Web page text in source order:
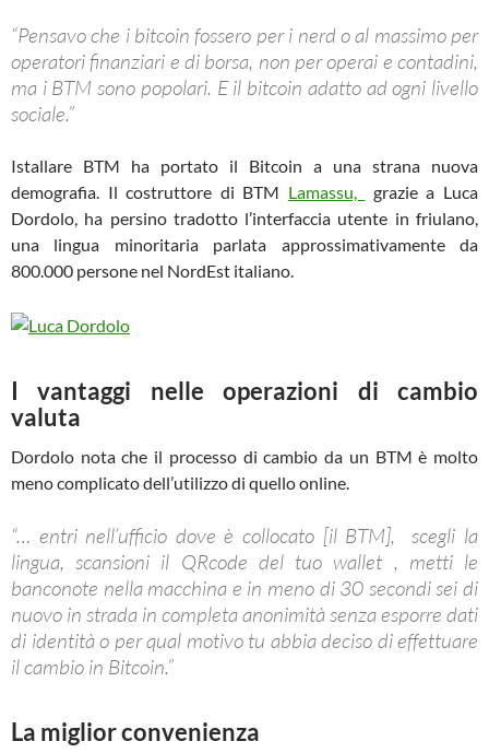
“Pensavo che i bitcoin fossero per i nerd o al massimo per
operatori finanziari e di borsa, non per operai e contadini,
ma i BTM sono popolari. E il bitcoin adatto ad ogni livello
sociale.”
Istallare BTM ha portato il Bitcoin a una strana nuova
demografia. Il costruttore di BTM Lamassu,
grazie a Luca
Dordolo, ha persino tradotto l’interfaccia utente in friulano,
una lingua minoritaria parlata approssimativamente da
800.000 persone nel NordEst italiano.
I vantaggi nelle operazioni di cambio
valuta
Dordolo nota che il processo di cambio da un BTM è molto
meno complicato dell’utilizzo di quello online.
“… entri nell’ufficio dove è collocato [il BTM], scegli la
lingua, scansioni il QRcode del tuo wallet , metti le
banconote nella macchina e in meno di 30 secondi sei di
nuovo in strada in completa anonimità senza esporre dati
di identità o per qual motivo tu abbia deciso di effettuare
il cambio in Bitcoin.”
La miglior convenienza